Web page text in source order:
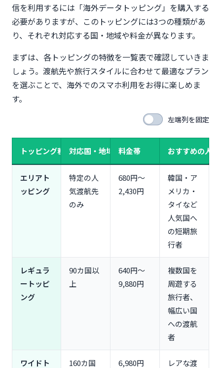
レギュラートッピング非対応の追加国（約70カ国）
ワイドトッピングが必要な人気渡航先
ワイドトッピングの注意点｜0.3GB/30日間で6,980
povo海外eSIMの料金プラン完全比較
エリアトッピングの料金表｜最安680円から
レギュラートッピングの料金表｜0.5GB～10GB
povo海外eSIMの通信速度・通信環境を徹底検証
最大通信速度と5G対応状況
人気渡航先での実測通信速度
通信制限・速度制限の注意点
povo海外eSIMの使い方・設定方法【画像付き】
事前準備｜渡航前にやるべき3つのこと
海外データトッピングの購入方法
渡航先での設定手順（iPhone・Android別）
メリット①｜基本料0円で日本の電話番号を維持で
きる
メリット②｜必要な時だけトッピング購入でコスト
メリット③｜デュアルSIM運用で海外用サブ回線と
デメリット①｜料金がやや割高（他社比較）
デメリット②｜データ容量超過後は低速通信も不可
デメリット③｜180日以上トッピング購入なしで利
信を利用するには「海外データトッピング」を購入する
必要がありますが、このトッピングには3つの種類があ
り、それぞれ対応する国・地域や料金が異なります。
まずは、各トッピングの特徴を一覧表で確認していきま
しょう。渡航先や旅行スタイルに合わせて最適なプラン
を選ぶことで、海外でのスマホ利用をお得に楽しめま
す。
左端列を固定
トッピング種類対応国・地域数料金帯 おすすめの人
エリアト
ッピング
特定の人
気渡航先
のみ
680円～
2,430円
韓国・ア
メリカ・
タイなど
人気国へ
の短期旅
行者
レギュラ
ートッピ
ング
90カ国以
上
640円～
9,880円
複数国を
周遊する
旅行者、
幅広い国
への渡航
者
ワイドト 160カ国 6,980円 レアな渡